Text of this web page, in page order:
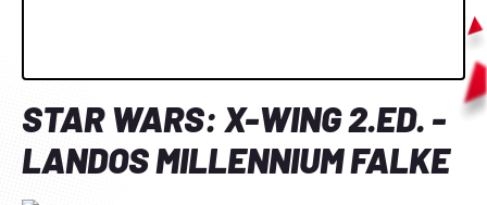
STAR WARS: X-WING 2.ED. -
LANDOS MILLENNIUM FALKE